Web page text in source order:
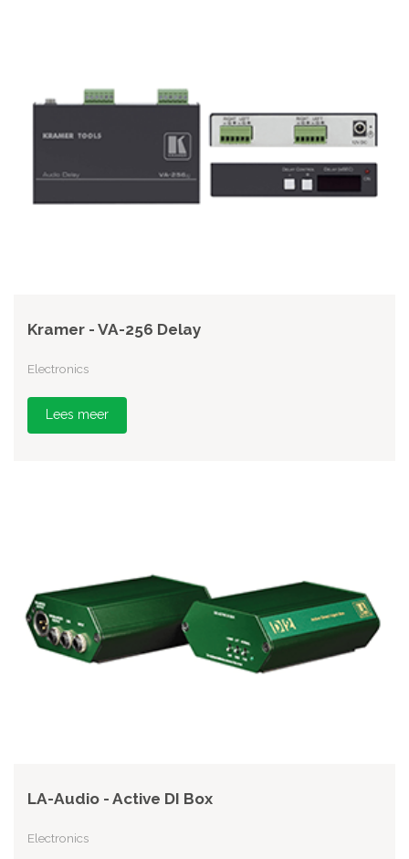
Kramer - VA-256 Delay
Electronics
Lees meer
LA-Audio - Active DI Box
Electronics